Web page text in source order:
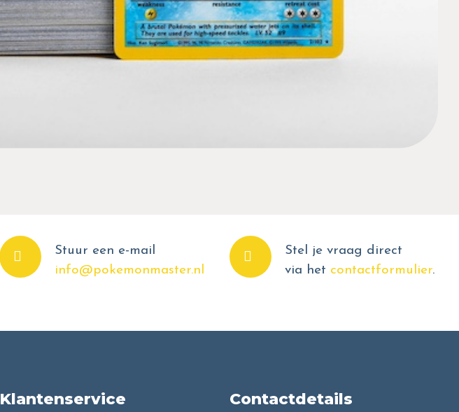
Stuur een e-mail
info@pokemonmaster.nl
Stel je vraag direct
via het contactformulier.
Klantenservice Contactdetails